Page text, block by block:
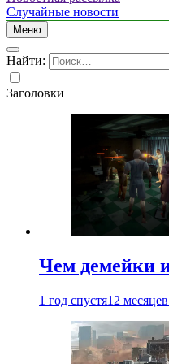
Случайные новости
Меню
Найти:
Заголовки
Чем демейки
1 год спустя12